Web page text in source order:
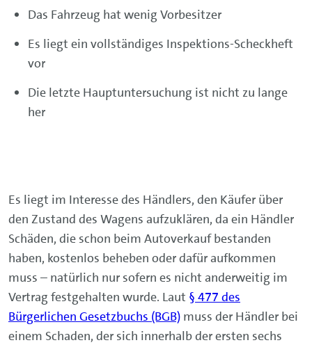
Das Fahrzeug hat wenig Vorbesitzer
Es liegt ein vollständiges Inspektions-Scheckheft
vor
Die letzte Hauptuntersuchung ist nicht zu lange
her
Es liegt im Interesse des Händlers, den Käufer über
den Zustand des Wagens aufzuklären, da ein Händler
Schäden, die schon beim Autoverkauf bestanden
haben, kostenlos beheben oder dafür aufkommen
muss – natürlich nur sofern es nicht anderweitig im
Vertrag festgehalten wurde. Laut § 477 des
Bürgerlichen Gesetzbuchs (BGB) muss der Händler bei
einem Schaden, der sich innerhalb der ersten sechs